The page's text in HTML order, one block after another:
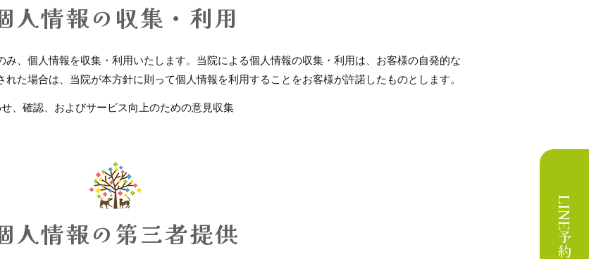
人情報の収集・利用
、個人情報を収集・利用いたします。当院による個人情報の収集・利用は、お客様の自発的な
た場合は、当院が本方針に則って個人情報を利用することをお客様が許諾したものとします。
、確認、およびサービス向上のための意見収集
人情報の第三者提供 LINE予約